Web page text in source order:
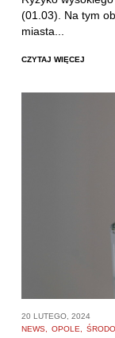
(01.03). Na tym
miasta...
CZYTAJ WIĘCEJ
20 LUTEGO, 2024
NEWS
OPOLE